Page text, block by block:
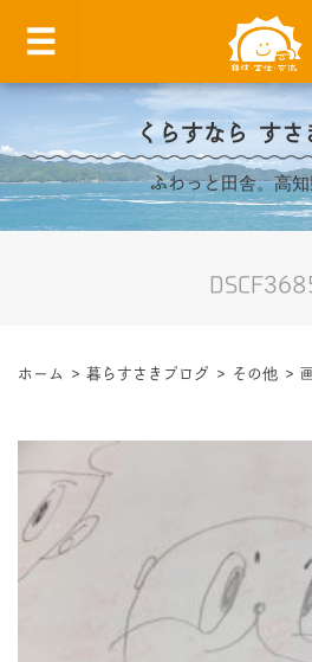
くらすなら すさ
ふわっと田舎。高
ホーム > 暮らすさきブログ > その他 >